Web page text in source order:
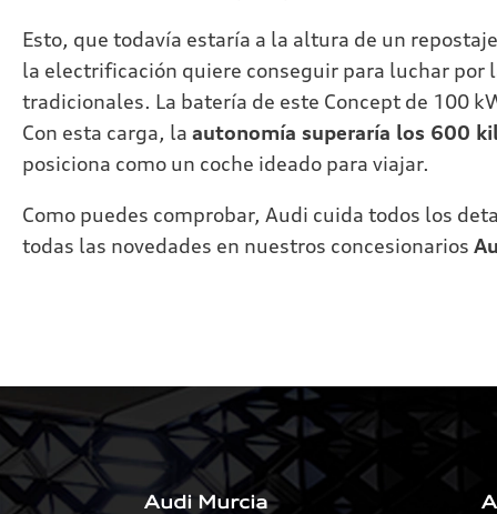
Esto, que todavía estaría a la altura de un
la electrificación quiere conseguir para luchar por
tradicionales. La batería de este Concept de 100
Con esta carga, la autonomía superaría los 600
posiciona como un coche ideado para viajar.
Como puedes comprobar, Audi cuida todos los
todas las novedades en nuestros concesionarios
Audi Murcia